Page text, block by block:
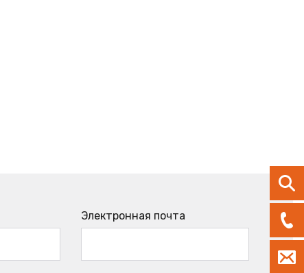
Электронная почта